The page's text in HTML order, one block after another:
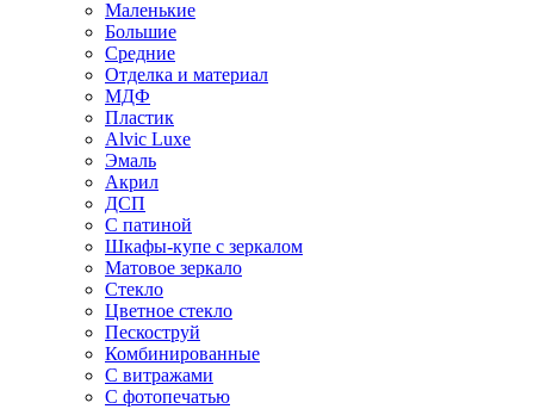
Маленькие
Большие
Средние
Отделка и материал
МДФ
Пластик
Alvic Luxe
Эмаль
Акрил
ДСП
С патиной
Шкафы-купе с зеркалом
Матовое зеркало
Стекло
Цветное стекло
Пескоструй
Комбинированные
С витражами
С фотопечатью